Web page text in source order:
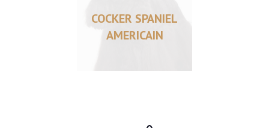
COCKER SPANIEL
AMERICAIN